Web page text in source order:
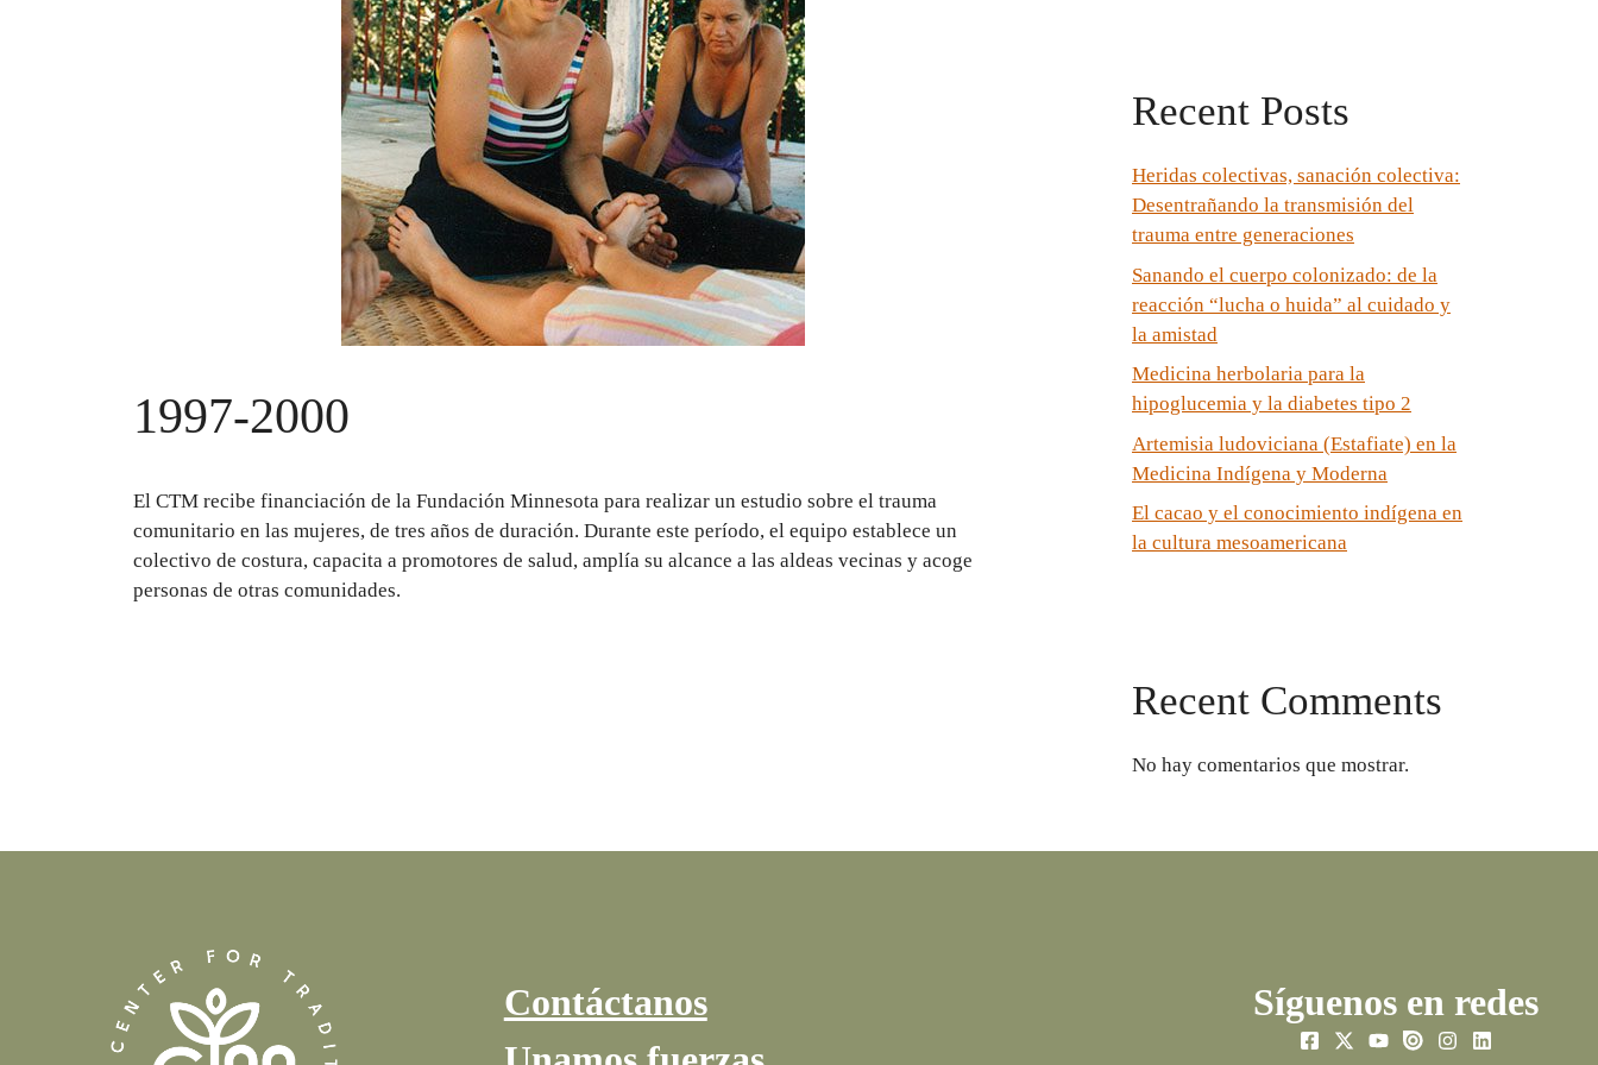
1997-2000
El CTM recibe financiación de la Fundación Minnesota para realizar un estudio sobre el trauma
comunitario en las mujeres, de tres años de duración. Durante este período, el equipo establece un
colectivo de costura, capacita a promotores de salud, amplía su alcance a las aldeas vecinas y acoge
personas de otras comunidades.
Recent Posts
Heridas colectivas, sanación colectiva:
Desentrañando la transmisión del
trauma entre generaciones
Sanando el cuerpo colonizado: de la
reacción “lucha o huida” al cuidado y
la amistad
Medicina herbolaria para la
hipoglucemia y la diabetes tipo 2
Artemisia ludoviciana (Estafiate) en la
Medicina Indígena y Moderna
El cacao y el conocimiento indígena en
la cultura mesoamericana
Recent Comments
No hay comentarios que mostrar.
Contáctanos
Síguenos en redes